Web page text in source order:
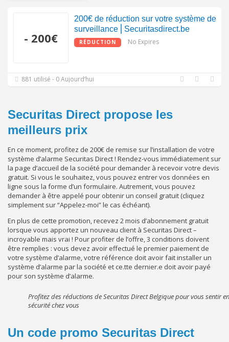
- 200€
200€ de réduction sur votre système de
surveillance⎪Securitasdirect.be
RÉDUCTION No Expires
881 utilisé - 0 Aujourd’hui
Securitas Direct propose les
meilleurs prix
En ce moment, profitez de 200€ de remise sur l’installation de votre
système d’alarme Securitas Direct ! Rendez-vous immédiatement sur
la page d’accueil de la société pour demander à recevoir votre devis
gratuit. Si vous le souhaitez, vous pouvez entrer vos données en
ligne sous la forme d’un formulaire. Autrement, vous pouvez
demander à être appelé pour obtenir un conseil gratuit (cliquez
simplement sur “Appelez-moi” le cas échéant).
En plus de cette promotion, recevez 2 mois d’abonnement gratuit
lorsque vous apportez un nouveau client à Securitas Direct –
incroyable mais vrai ! Pour profiter de l’offre, 3 conditions doivent
être remplies : vous devez avoir effectué le premier paiement de
votre système d’alarme, votre référence doit avoir fait installer un
système d’alarme par la société et ce.tte dernier.e doit avoir payé
pour son système d’alarme.
Profitez des réductions de Securitas Direct Belgique pour vous sentir en
sécurité chez vous
Un code promo Securitas Direct